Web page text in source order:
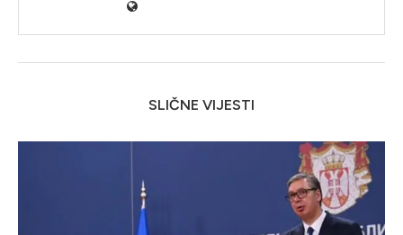
SLIČNE VIJESTI